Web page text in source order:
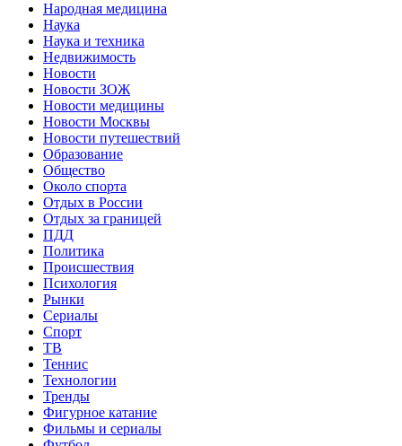
Народная медицина
Наука
Наука и техника
Недвижимость
Новости
Новости ЗОЖ
Новости медицины
Новости Москвы
Новости путешествий
Образование
Общество
Около спорта
Отдых в России
Отдых за границей
ПДД
Политика
Происшествия
Психология
Рынки
Сериалы
Спорт
ТВ
Теннис
Технологии
Тренды
Фигурное катание
Фильмы и сериалы